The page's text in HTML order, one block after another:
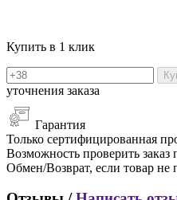
Купить в 1 клик
уточнения заказа
Гарантия
Только сертифицированная
Возможность проверить заказ
Обмен/Возврат, если товар не